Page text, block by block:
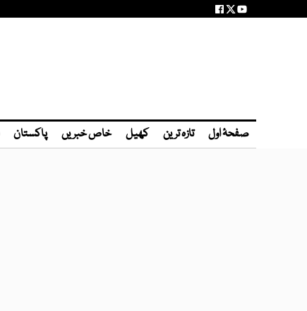
صفحۂ اول تازہ ترین کھیل خاص خبریں پاکستان